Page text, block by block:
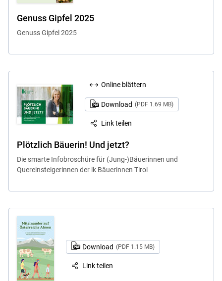
Genuss Gipfel 2025
Genuss Gipfel 2025
Online blättern
Download (PDF 1.69 MB)
Link teilen
Plötzlich Bäuerin! Und jetzt?
Die smarte Infobroschüre für (Jung-)Bäuerinnen und
Quereinsteigerinnen der lk Bäuerinnen Tirol
Download (PDF 1.15 MB)
Link teilen